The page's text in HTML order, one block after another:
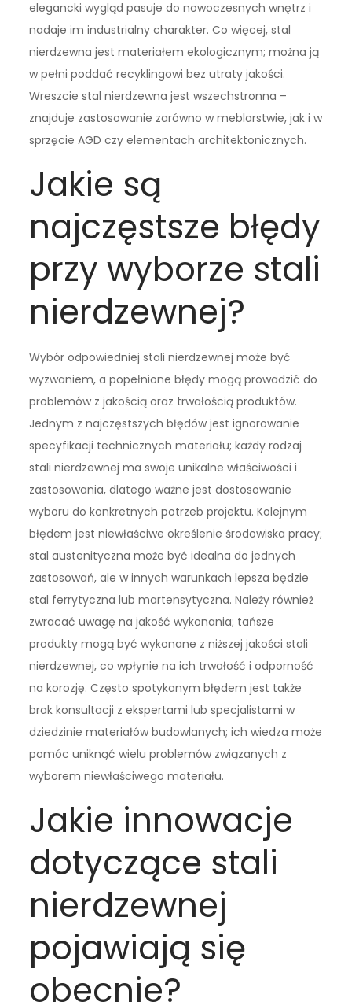
elegancki wygląd pasuje do nowoczesnych wnętrz i
nadaje im industrialny charakter. Co więcej, stal
nierdzewna jest materiałem ekologicznym; można ją
w pełni poddać recyklingowi bez utraty jakości.
Wreszcie stal nierdzewna jest wszechstronna –
znajduje zastosowanie zarówno w meblarstwie, jak i w
sprzęcie AGD czy elementach architektonicznych.
Jakie są
najczęstsze błędy
przy wyborze stali
nierdzewnej?
Wybór odpowiedniej stali nierdzewnej może być
wyzwaniem, a popełnione błędy mogą prowadzić do
problemów z jakością oraz trwałością produktów.
Jednym z najczęstszych błędów jest ignorowanie
specyfikacji technicznych materiału; każdy rodzaj
stali nierdzewnej ma swoje unikalne właściwości i
zastosowania, dlatego ważne jest dostosowanie
wyboru do konkretnych potrzeb projektu. Kolejnym
błędem jest niewłaściwe określenie środowiska pracy;
stal austenityczna może być idealna do jednych
zastosowań, ale w innych warunkach lepsza będzie
stal ferrytyczna lub martensytyczna. Należy również
zwracać uwagę na jakość wykonania; tańsze
produkty mogą być wykonane z niższej jakości stali
nierdzewnej, co wpłynie na ich trwałość i odporność
na korozję. Często spotykanym błędem jest także
brak konsultacji z ekspertami lub specjalistami w
dziedzinie materiałów budowlanych; ich wiedza może
pomóc uniknąć wielu problemów związanych z
wyborem niewłaściwego materiału.
Jakie innowacje
dotyczące stali
nierdzewnej
pojawiają się
obecnie?